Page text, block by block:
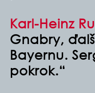
Karl-Heinz
Gnabry,
Bayernu.
pokrok.“